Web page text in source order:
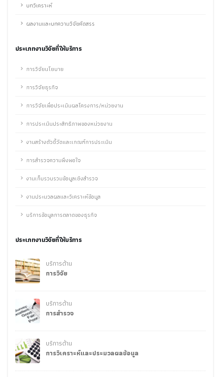
บทวิเคราะห์
ผลงานและบทความวิจัยคัดสรร
ประเภทงานวิจัยที่ให้บริการ
การวิจัยนโยบาย
การวิจัยธุรกิจ
การวิจัยเพื่อประเมินผลโครงการ/หน่วยงาน
การประเมินประสิทธิภาพของหน่วยงาน
งานสร้างตัวชี้วัดและเกณฑ์การประเมิน
การสำรวจความพึงพอใจ
งานเก็บรวบรวมข้อมูลเชิงสำรวจ
งานประมวลผลและวิเคราะห์ข้อมูล
บริการข้อมูลการตลาดของธุรกิจ
ประเภทงานวิจัยที่ให้บริการ
บริการด้าน
การวิจัย
บริการด้าน
การสำรวจ
บริการด้าน
การวิเคราะห์และประมวลผลข้อมูล